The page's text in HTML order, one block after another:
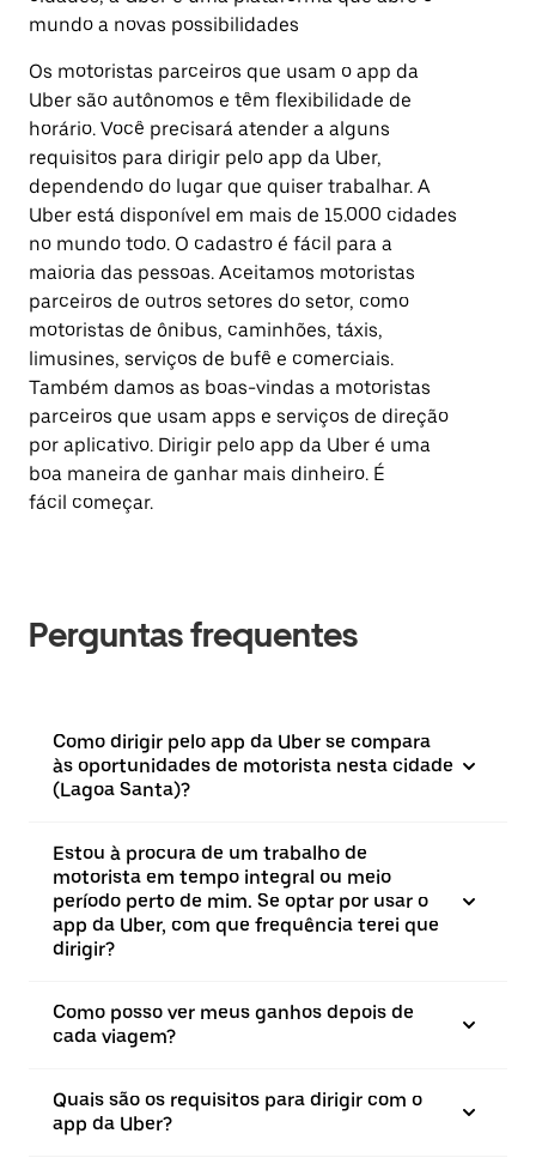
mundo a novas possibilidades
Os motoristas parceiros que usam o app da
Uber são autônomos e têm flexibilidade de
horário. Você precisará atender a alguns
requisitos para dirigir pelo app da Uber,
dependendo do lugar que quiser trabalhar. A
Uber está disponível em mais de 15.000 cidades
no mundo todo. O cadastro é fácil para a
maioria das pessoas. Aceitamos motoristas
parceiros de outros setores do setor, como
motoristas de ônibus, caminhões, táxis,
limusines, serviços de bufê e comerciais.
Também damos as boas-vindas a motoristas
parceiros que usam apps e serviços de direção
por aplicativo. Dirigir pelo app da Uber é uma
boa maneira de ganhar mais dinheiro. É
fácil começar.
Perguntas frequentes
Como dirigir pelo app da Uber se compara
às oportunidades de motorista nesta cidade
(Lagoa Santa)?
Estou à procura de um trabalho de
motorista em tempo integral ou meio
período perto de mim. Se optar por usar o
app da Uber, com que frequência terei que
dirigir?
Como posso ver meus ganhos depois de
cada viagem?
Quais são os requisitos para dirigir com o
app da Uber?